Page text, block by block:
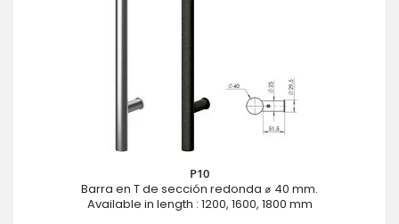
P10
Barra en T de sección redonda ⌀ 40 mm.
Available in length : 1200, 1600, 1800 mm